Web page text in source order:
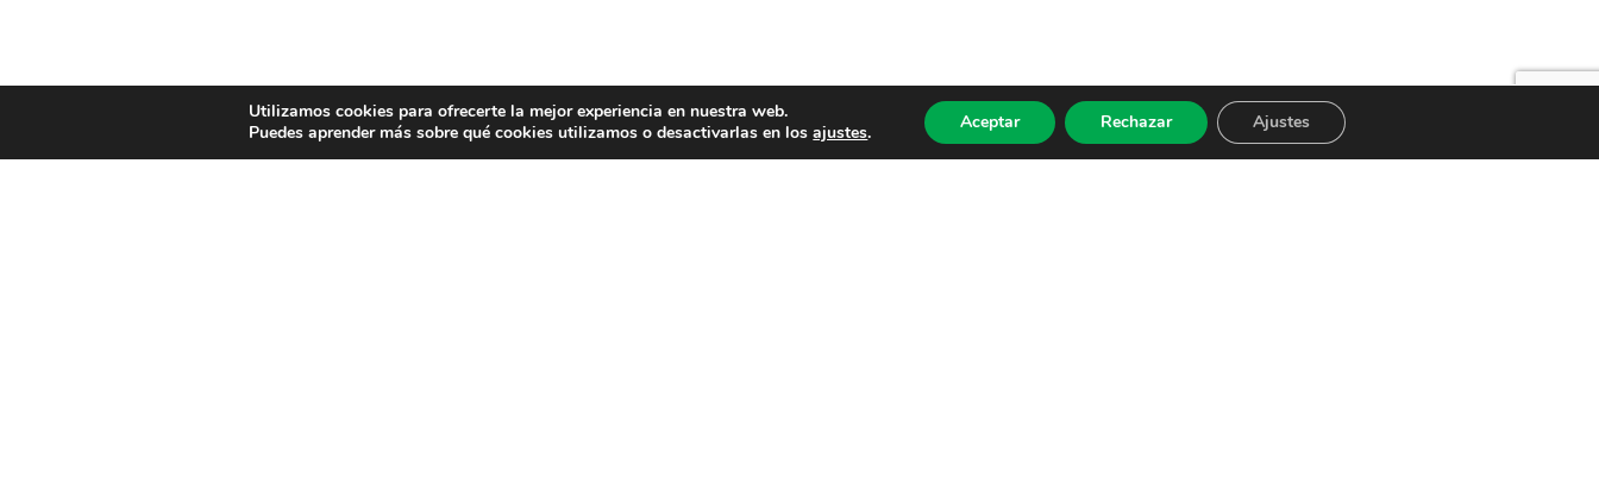
Utilizamos cookies para ofrecerte la mejor experiencia en nuestra web.
Puedes aprender más sobre qué cookies utilizamos o desactivarlas en losajustes. Aceptar Rechazar Ajustes